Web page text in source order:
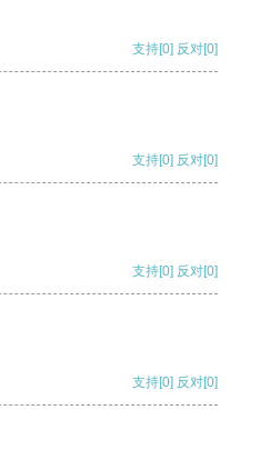
支持[0] 反对[0]
支持[0] 反对[0]
支持[0] 反对[0]
支持[0] 反对[0]